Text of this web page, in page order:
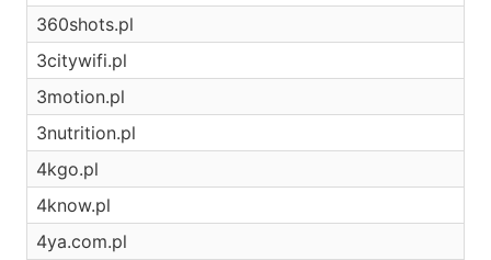
360shots.pl
3citywifi.pl
3motion.pl
3nutrition.pl
4kgo.pl
4know.pl
4ya.com.pl